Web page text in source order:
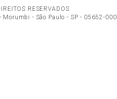
RESERVADOS
- São Paulo - SP - 05652-000